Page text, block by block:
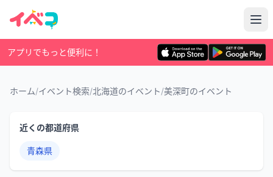
アプリでもっと便利に！
ホーム/イベント検索/北海道のイベント/美深町のイベント
近くの都道府県
青森県